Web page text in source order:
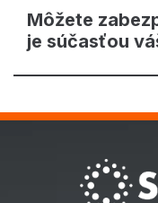
Môžete
je súčasťou